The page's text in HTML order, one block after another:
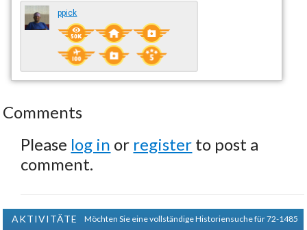
ppick
Comments
Please log in or register to post a
comment.
AKTIVITÄTE
Möchten Sie eine vollständige Historiensuche für 72-1485